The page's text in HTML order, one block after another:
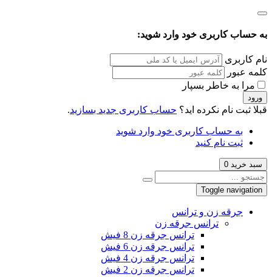
به حساب کاربری خود وارد شوید:
نام کاربری
کلمه عبور
مرا به خاطر بسپار
ورود
قبلا ثبت نام نکرده اید؟ حساب کاربری جدید بسازید.
به حساب کاربری خود وارد شوید
ثبت نام کنید
سبد خرید 0
Toggle navigation
جرقه زن و ترانس
ترانس جرقه زن
ترانس جرقه زن 8 فیش
ترانس جرقه زن 6 فیش
ترانس جرقه زن 4 فیش
ترانس جرقه زن 2 فیش